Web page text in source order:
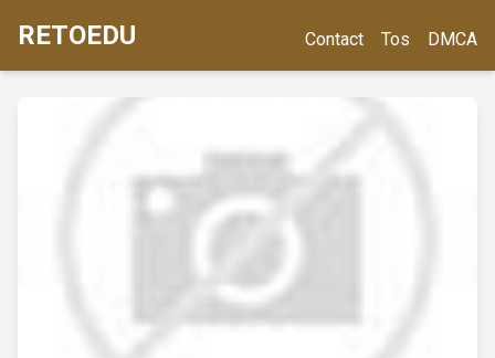
RETOEDU Contact Tos DMCA